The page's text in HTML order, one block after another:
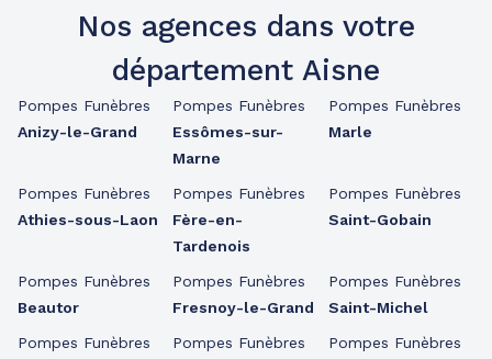
Nos agences dans votre
département Aisne
Pompes Funèbres
Anizy-le-Grand
Pompes Funèbres
Athies-sous-Laon
Pompes Funèbres
Beautor
Pompes Funèbres
Pompes Funèbres
Essômes-sur-
Marne
Pompes Funèbres
Fère-en-
Tardenois
Pompes Funèbres
Fresnoy-le-Grand
Pompes Funèbres
Pompes Funèbres
Marle
Pompes Funèbres
Saint-Gobain
Pompes Funèbres
Saint-Michel
Pompes Funèbres